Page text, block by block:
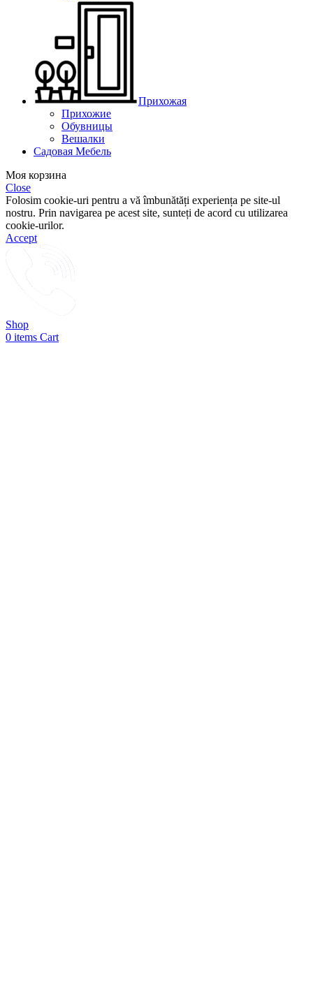
Прихожая
Прихожие
Обувницы
Вешалки
Садовая Мебель
Моя корзина
Close
Folosim cookie-uri pentru a vă îmbunătăți experiența pe site-ul
nostru. Prin navigarea pe acest site, sunteți de acord cu utilizarea
cookie-urilor.
Accept
Shop
0 items Cart